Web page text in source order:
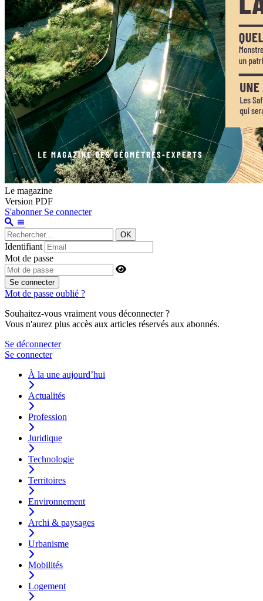
Le magazine
Version PDF
S'abonner Se connecter
OK
Identifiant
Mot de passe
Se connecter
Mot de passe oublié ?
Souhaitez-vous vraiment vous déconnecter ?
Vous n'aurez plus accès aux articles réservés aux abonnés.
Se déconnecter
Se connecter
À la une aujourd’hui
Actualités
Profession
Juridique
Technologie
Territoires
Environnement
Archi & paysages
Urbanisme
Mobilités
Logement